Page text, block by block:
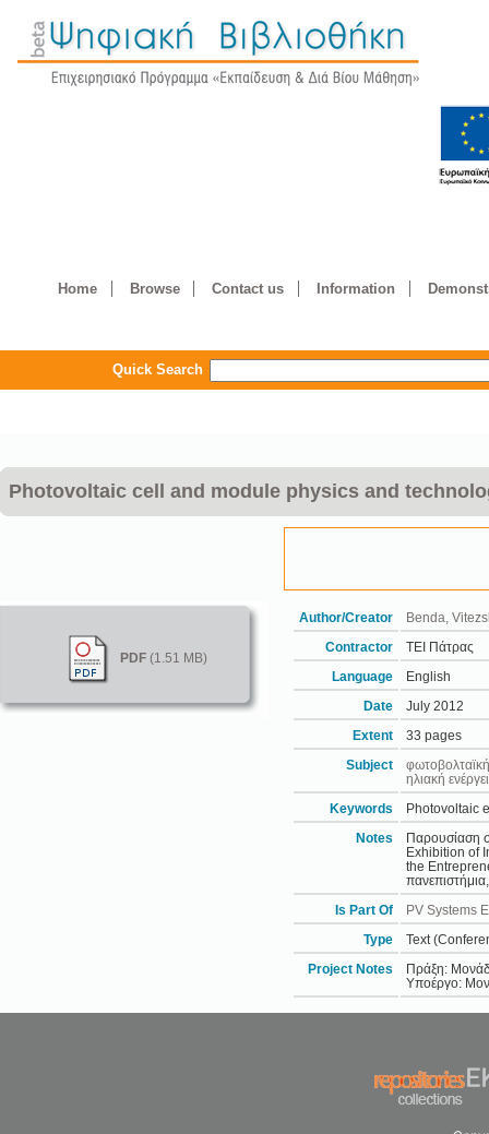
Home Browse Contact us Information
Quick Search
Photovoltaic cell and module physics and
PDF(1.51 MB)
Author/Creator Benda,
Contractor ΤΕΙ Πάτρας
Language English
Date July 2012
Extent 33 pages
Subject
ηλιακή
Keywords Photovoltaic
Notes
Παρουσίαση
Exhibition of
the
Is Part Of PV Systems
Type Text
Project Notes
Πράξη:
Υποέργο: